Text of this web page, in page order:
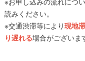
※お申し込みの流れにつ
読みください。
※交通渋滞等により現地
り遅れる場合がございま